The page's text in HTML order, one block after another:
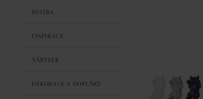
SVATBA
INSPIRACE
NÁBYTEK
DEKORACE A DOPLŇKY